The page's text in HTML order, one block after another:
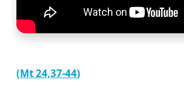
(Mt 24,37-44)